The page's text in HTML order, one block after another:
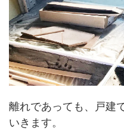
離れであっても、戸建
いきます。